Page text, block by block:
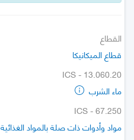
القطاع
قطاع الميكانيكا
ICS - 13.060.20
ماء الشرب
ICS - 67.250
مواد وأدوات ذات صلة بالمواد الغذائية